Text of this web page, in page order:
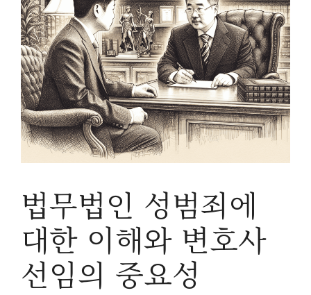
법무법인 성범죄에
대한 이해와 변호사
선임의 중요성